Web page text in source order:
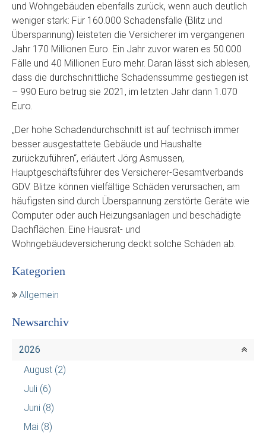
und Wohngebäuden ebenfalls zurück, wenn auch deutlich
weniger stark: Für 160.000 Schadensfälle (Blitz und
Überspannung) leisteten die Versicherer im vergangenen
Jahr 170 Millionen Euro. Ein Jahr zuvor waren es 50.000
Fälle und 40 Millionen Euro mehr. Daran lässt sich ablesen,
dass die durchschnittliche Schadenssumme gestiegen ist
– 990 Euro betrug sie 2021, im letzten Jahr dann 1.070
Euro.
„Der hohe Schadendurchschnitt ist auf technisch immer
besser ausgestattete Gebäude und Haushalte
zurückzuführen“, erläutert Jörg Asmussen,
Hauptgeschäftsführer des Versicherer-Gesamtverbands
GDV. Blitze können vielfältige Schäden verursachen, am
häufigsten sind durch Überspannung zerstörte Geräte wie
Computer oder auch Heizungsanlagen und beschädigte
Dachflächen. Eine Hausrat- und
Wohngebäudeversicherung deckt solche Schäden ab.
Kategorien
Allgemein
Newsarchiv
2026
August (2)
Juli (6)
Juni (8)
Mai (8)